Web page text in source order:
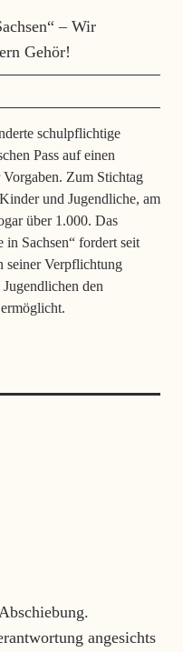
– Wir
Gehör!
schulpflichtige
Pass auf einen
Zum Stichtag
und Jugendliche, am
über 1.000. Das
Sachsen“ fordert seit
seiner Verpflichtung
den
angesichts